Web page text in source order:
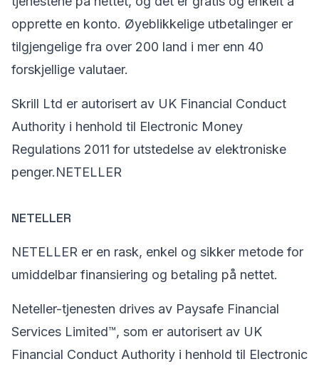
opprette en konto. Øyeblikkelige utbetalinger er
tilgjengelige fra over 200 land i mer enn 40
forskjellige valutaer.
Skrill Ltd er autorisert av UK Financial Conduct
Authority i henhold til Electronic Money
Regulations 2011 for utstedelse av elektroniske
penger.NETELLER
NETELLER
NETELLER er en rask, enkel og sikker metode for
umiddelbar finansiering og betaling på nettet.
Neteller-tjenesten drives av Paysafe Financial
Services Limited™, som er autorisert av UK
Financial Conduct Authority i henhold til Electronic